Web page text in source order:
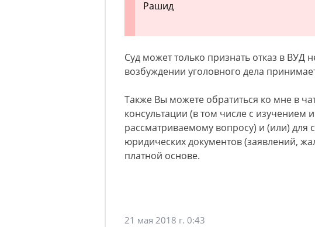
Рашид
Суд может только признать отказ в ВУД
возбуждении уголовного дела
Также Вы можете обратиться ко мне в
консультации (в том числе с
рассматриваемому вопросу) и (или) для
юридических документов (заявлений,
платной основе.
21 мая 2018 г. 0:43